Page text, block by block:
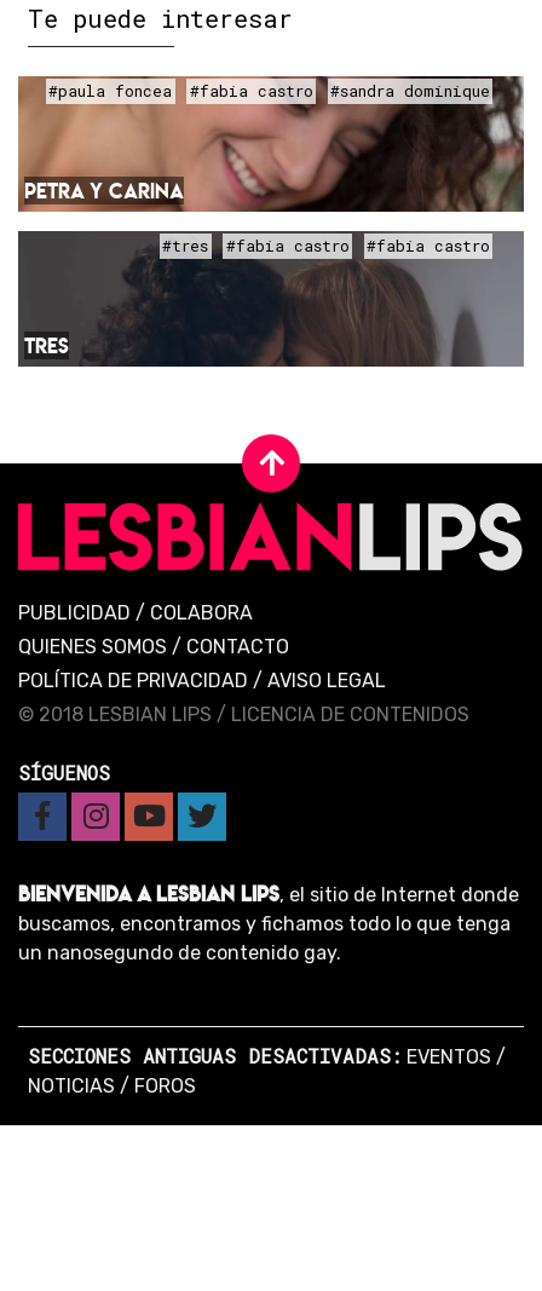
Te puede interesar
#paula foncea #fabia castro #sandra dominique
PETRA Y CARINA
#tres #fabia castro #fabia castro
TRES
PUBLICIDAD / COLABORA
QUIENES SOMOS / CONTACTO
POLÍTICA DE PRIVACIDAD / AVISO LEGAL
© 2018 LESBIAN LIPS / LICENCIA DE CONTENIDOS
SÍGUENOS
BIENVENIDA A LESBIAN LIPS, el sitio de Internet donde
buscamos, encontramos y fichamos todo lo que tenga
un nanosegundo de contenido gay.
SECCIONES ANTIGUAS DESACTIVADAS: EVENTOS /
NOTICIAS / FOROS